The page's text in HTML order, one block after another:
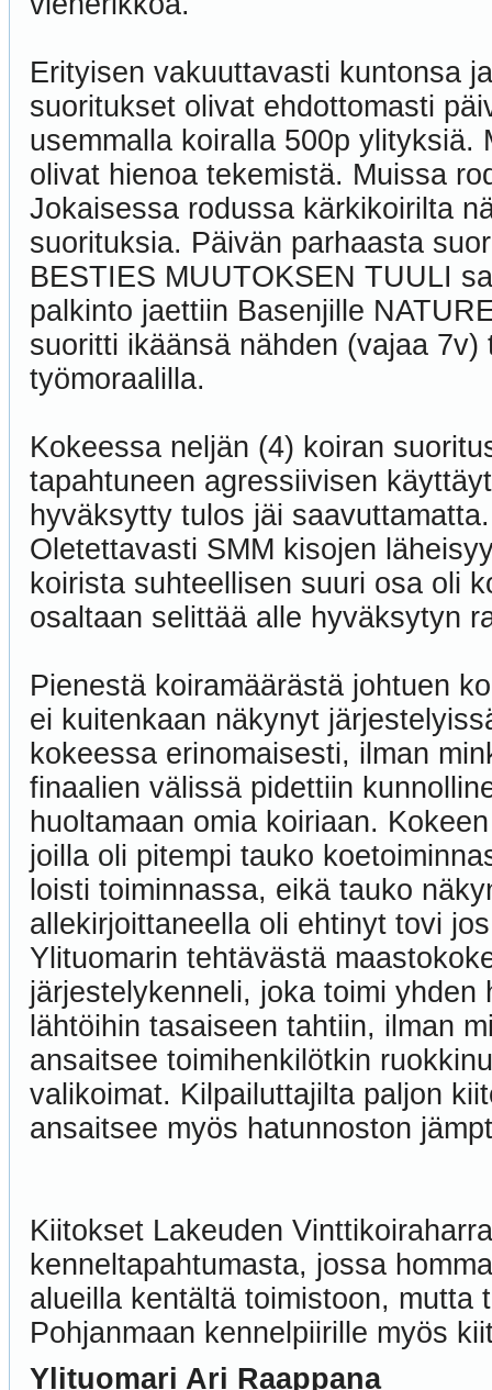
Erityisen vakuuttavasti kuntonsa
suoritukset olivat ehdottomasti
usemmalla koiralla 500p
olivat hienoa tekemistä. Muissa
Jokaisessa rodussa kärkikoirilta
suorituksia. Päivän parhaasta
BESTIES MUUTOKSEN TUULI
palkinto jaettiin Basenjille
suoritti ikäänsä nähden (vajaa
työmoraalilla.
Kokeessa neljän (4) koiran
tapahtuneen agressiivisen
hyväksytty tulos jäi
Oletettavasti SMM kisojen
koirista suhteellisen suuri osa oli
osaltaan selittää alle hyväksytyn
Pienestä koiramäärästä johtuen
ei kuitenkaan näkynyt
kokeessa erinomaisesti, ilman
finaalien välissä pidettiin
huoltamaan omia koiriaan.
joilla oli pitempi tauko
loisti toiminnassa, eikä tauko
allekirjoittaneella oli ehtinyt tovi
Ylituomarin tehtävästä
järjestelykenneli, joka toimi
lähtöihin tasaiseen tahtiin, ilman
ansaitsee toimihenkilötkin
valikoimat. Kilpailuttajilta paljon
ansaitsee myös hatunnoston
Kiitokset Lakeuden
kenneltapahtumasta, jossa
alueilla kentältä toimistoon, mutta
Pohjanmaan kennelpiirille myös
Ylituomari Ari Raappana